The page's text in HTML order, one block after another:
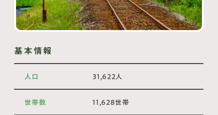
基本情報
人口 31,622人
世帯数 11,628世帯